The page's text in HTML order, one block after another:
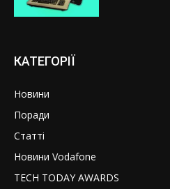
КАТЕГОРІЇ
Новини
Поради
Статті
Новини Vodafone
TECH TODAY AWARDS